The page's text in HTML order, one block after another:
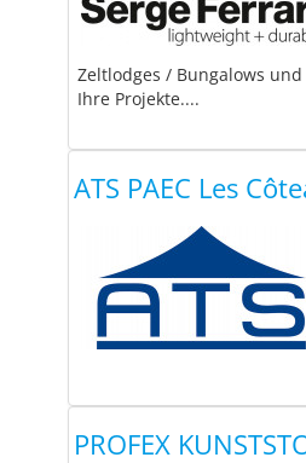
Zeltlodges / Bungalows
Ihre Projekte....
ATS PAEC Les
PROFEX